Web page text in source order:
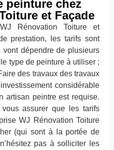
peinture chez
et Façade
Rénovation Toiture et
prestation, les tarifs sont
dépendre de plusieurs
type de peinture à utiliser ;
des travaux des travaux
considérable
artisan peintre est requise.
assurer que les tarifs
WJ Rénovation Toiture
(qui sont à la portée de
pas à solliciter les